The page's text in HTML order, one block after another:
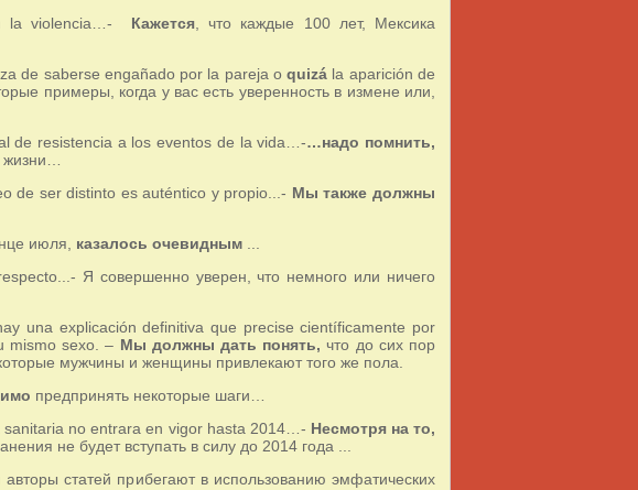
la violencia…- Кажется, что каждые 100 лет, Мексика
de saberse engañado por la pareja oquizá la aparición de
примеры, когда у вас есть уверенность в измене или,
de resistencia a los eventos de la vida…-…надо помнить,
de ser distinto es auténtico y propio...- Мы также должны
июля, казалось очевидным
Я совершенно уверен, что немного или ничего
una explicación definitiva que precise científicamente por
mismo sexo. – Мы должны дать понять, что до сих пор
мужчины и женщины привлекают того же пола.
предпринять некоторые шаги…
no entrara en vigor hasta 2014…- Несмотря на то,
не будет вступать в силу до 2014 года ...
статей прибегают в использованию эмфатических